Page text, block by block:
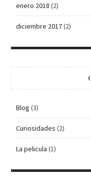
enero 2018 (2)
diciembre 2017(2)
Blog (3)
Curiosidades (2)
La pelicula (1)